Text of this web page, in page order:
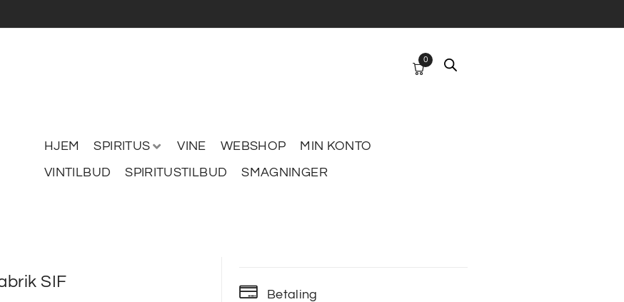
HJEM SPIRITUS VINE WEBSHOP
MIN KONTO
VINTILBUD
SPIRITUSTILBUD SMAGNINGER
0
SIF
Betaling